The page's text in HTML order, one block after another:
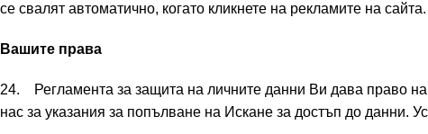
се свалят автоматично, когато кликнете на рекламите на сайта.
Вашите права
24. Регламента за защита на личните данни Ви дава право
нас за указания за попълване на Искане за достъп до данни.